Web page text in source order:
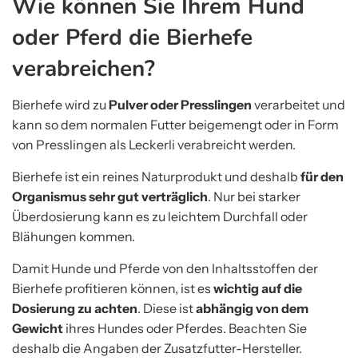
oder Pferd die Bierhefe
verabreichen?
Bierhefe wird zuPulver oder Presslingen verarbeitet und
kann so dem normalen Futter beigemengt oder in Form
von Presslingen als Leckerli verabreicht werden.
Bierhefe ist ein reines Naturprodukt und deshalb für den
Organismus sehr gut verträglich. Nur bei starker
Überdosierung kann es zu leichtem Durchfall oder
Blähungen kommen.
Damit Hunde und Pferde von den Inhaltsstoffen der
Bierhefe profitieren können, ist es wichtig auf die
Dosierung zu achten. Diese istabhängig von dem
Gewicht ihres Hundes oder Pferdes. Beachten Sie
deshalb die Angaben der Zusatzfutter-Hersteller.